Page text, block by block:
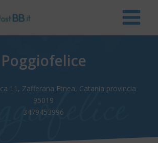
Poggiofelice
11, Zafferana Etnea, Catania provincia
95019
3479453996